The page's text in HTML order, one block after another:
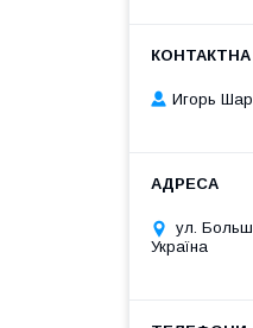
Игорь
ул.
Україна